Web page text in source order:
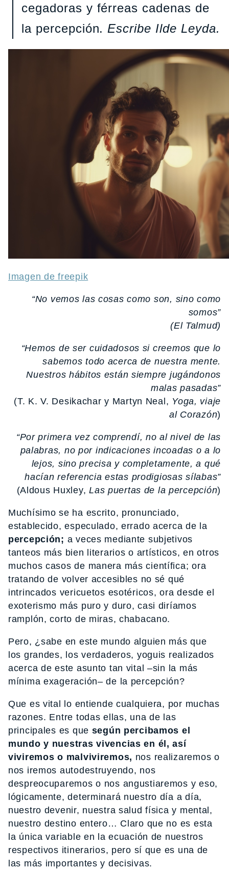
cegadoras y férreas cadenas de
la percepción. Escribe Ilde Leyda.
Imagen de freepik
“No vemos las cosas como son, sino como
somos”
(El Talmud)
“Hemos de ser cuidadosos si creemos que lo
sabemos todo acerca de nuestra mente.
Nuestros hábitos están siempre jugándonos
malas pasadas”
(T. K. V. Desikachar y Martyn Neal, Yoga, viaje
al Corazón)
“Por primera vez comprendí, no al nivel de las
palabras, no por indicaciones incoadas o a lo
lejos, sino precisa y completamente, a qué
hacían referencia estas prodigiosas sílabas”
(Aldous Huxley,Las puertas de la percepción)
Muchísimo se ha escrito, pronunciado,
establecido, especulado, errado acerca de la
percepción; a veces mediante subjetivos
tanteos más bien literarios o artísticos, en otros
muchos casos de manera más científica; ora
tratando de volver accesibles no sé qué
intrincados vericuetos esotéricos, ora desde el
exoterismo más puro y duro, casi diríamos
ramplón, corto de miras, chabacano.
Pero, ¿sabe en este mundo alguien más que
los grandes, los verdaderos, yoguis realizados
acerca de este asunto tan vital –sin la más
mínima exageración– de la percepción?
Que es vital lo entiende cualquiera, por muchas
razones. Entre todas ellas, una de las
principales es que según percibamos el
mundo y nuestras vivencias en él, así
viviremos o malviviremos, nos realizaremos o
nos iremos autodestruyendo, nos
despreocuparemos o nos angustiaremos y eso,
lógicamente, determinará nuestro día a día,
nuestro devenir, nuestra salud física y mental,
nuestro destino entero… Claro que no es esta
la única variable en la ecuación de nuestros
respectivos itinerarios, pero sí que es una de
las más importantes y decisivas.